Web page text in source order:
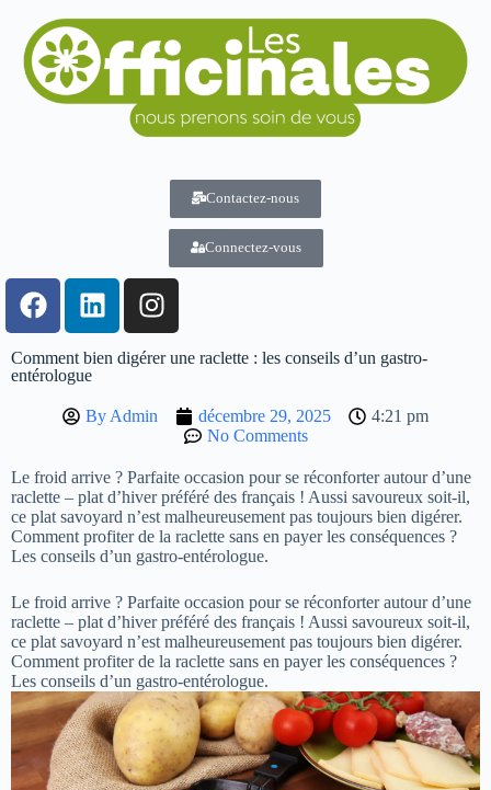
Contactez-nous
Connectez-vous
Comment bien digérer une raclette : les conseils d’un gastro-
entérologue
By Admin décembre 29, 2025
4:21 pm
No Comments
Le froid arrive ? Parfaite occasion pour se réconforter autour d’une
raclette – plat d’hiver préféré des français ! Aussi savoureux soit-il,
ce plat savoyard n’est malheureusement pas toujours bien digérer.
Comment profiter de la raclette sans en payer les conséquences ?
Les conseils d’un gastro-entérologue.
Le froid arrive ? Parfaite occasion pour se réconforter autour d’une
raclette – plat d’hiver préféré des français ! Aussi savoureux soit-il,
ce plat savoyard n’est malheureusement pas toujours bien digérer.
Comment profiter de la raclette sans en payer les conséquences ?
Les conseils d’un gastro-entérologue.